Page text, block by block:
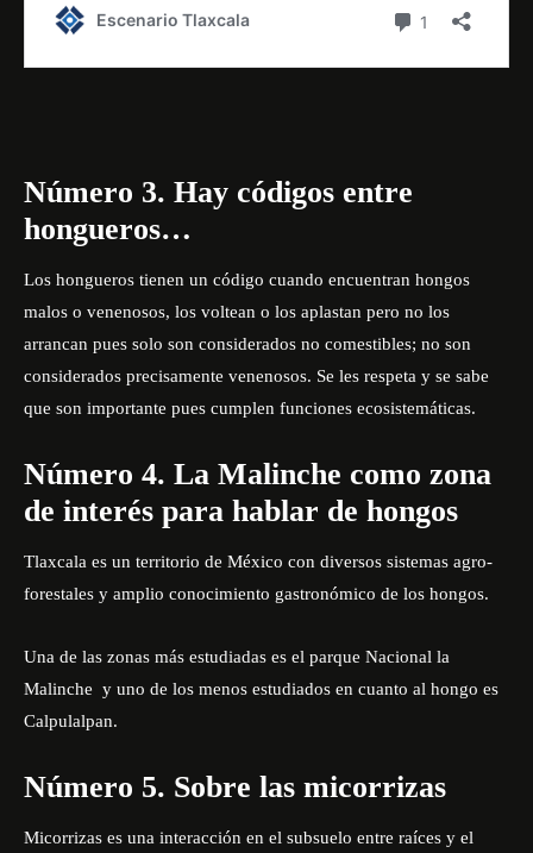
Número 3. Hay códigos entre
hongueros…
Los hongueros tienen un código cuando encuentran hongos
malos o venenosos, los voltean o los aplastan pero no los
arrancan pues solo son considerados no comestibles; no son
considerados precisamente venenosos. Se les respeta y se sabe
que son importante pues cumplen funciones ecosistemáticas.
Número 4. La Malinche como zona
de interés para hablar de hongos
Tlaxcala es un territorio de México con diversos sistemas agro-
forestales y amplio conocimiento gastronómico de los hongos.
Una de las zonas más estudiadas es el parque Nacional la
Malinche y uno de los menos estudiados en cuanto al hongo es
Calpulalpan.
Número 5. Sobre las micorrizas
Micorrizas es una interacción en el subsuelo entre raíces y el